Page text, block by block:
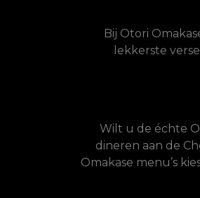
Bij Otori
lekkerste
Wilt u de échte
dineren aan de
Omakase menu’s